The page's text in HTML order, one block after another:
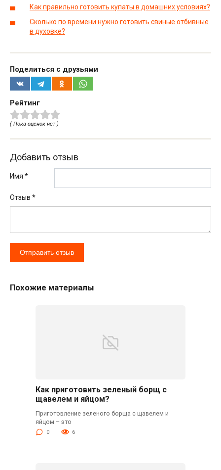
Как правильно готовить купаты в домашних условиях?
Сколько по времени нужно готовить свиные отбивные
в духовке?
Поделиться с друзьями
Рейтинг
( Пока оценок нет )
Добавить отзыв
Имя *
Отзыв *
Похожие материалы
Как приготовить зеленый борщ с
щавелем и яйцом?
Приготовление зеленого борща с щавелем и
яйцом – это
0 6